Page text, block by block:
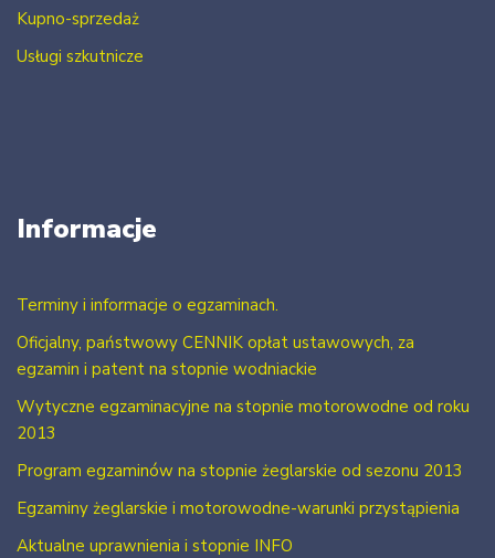
Kupno-sprzedaż
Usługi szkutnicze
Informacje
Terminy i informacje o egzaminach.
Oficjalny, państwowy CENNIK opłat ustawowych, za
egzamin i patent na stopnie wodniackie
Wytyczne egzaminacyjne na stopnie motorowodne od roku
2013
Program egzaminów na stopnie żeglarskie od sezonu 2013
Egzaminy żeglarskie i motorowodne-warunki przystąpienia
Aktualne uprawnienia i stopnie INFO